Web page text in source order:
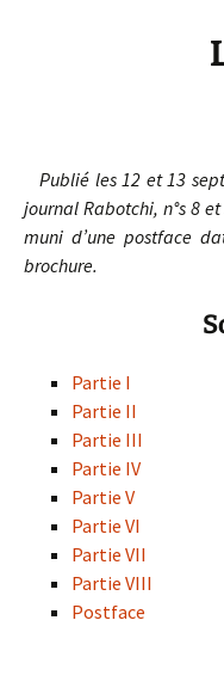
Publié les 12 et 13
journal Rabotchi, n°s 8
muni d’une postface
brochure.
Partie I
Partie II
Partie III
Partie IV
Partie V
Partie VI
Partie VII
Partie VIII
Postface